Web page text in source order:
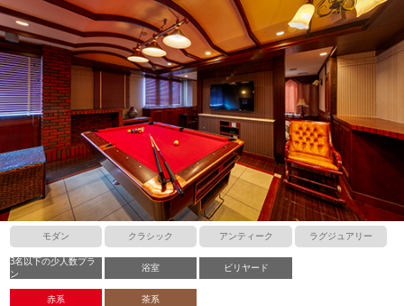
モダン クラシック アンティーク ラグジュアリー
3名以下の少人数プラ
ン
浴室 ビリヤード
赤系 茶系